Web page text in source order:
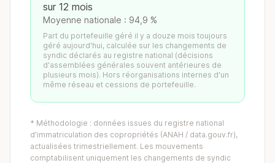
sur 12 mois
Moyenne nationale : 94,9 %
Part du portefeuille géré il y a douze mois toujours
géré aujourd'hui, calculée sur les changements de
syndic déclarés au registre national (décisions
d'assemblées générales souvent antérieures de
plusieurs mois). Hors réorganisations internes d'un
même réseau et cessions de portefeuille.
* Méthodologie : données issues du registre national
d'immatriculation des copropriétés (ANAH / data.gouv.fr),
actualisées trimestriellement. Les mouvements
comptabilisent uniquement les changements de syndic